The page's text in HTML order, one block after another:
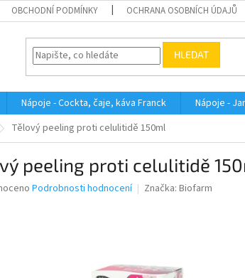
OBCHODNÍ PODMÍNKY OCHRANA OSOBNÍCH ÚDAJŮ
HLEDAT
Nápoje - Cockta, čaje, káva Franck Nápoje -
Tělový peeling proti celulitidě 150ml
peeling proti celulitidě
Podrobnosti hodnocení Značka: Biofarm